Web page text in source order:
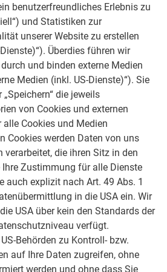
benutzerfreundliches Erlebnis zu
und Statistiken zur
unserer Website zu erstellen
Überdies führen wir
und binden externe Medien
Medien (inkl. US-Dienste)“). Sie
die jeweils
von Cookies und externen
Cookies und Medien
Cookies werden Daten von uns
verarbeitet, die ihren Sitz in den
Ihre Zustimmung für alle Dienste
auch explizit nach Art. 49 Abs. 1
in die USA ein. Wir
USA über kein den Standards der
verfügt.
Behörden zu Kontroll- bzw.
auf Ihre Daten zugreifen, ohne
werden und ohne dass Sie
2).
Dachschindel DS.19 nur an der
„H“ gekennzeichneten Einkerbung
und einem mitgelieferten
(siehe Abbildung im Kapitel
Befestigung ).
unten laufenden Fälzen dürfen
werden (Gefahr einer
unteren Schindelumschlag
Lage des schräg nach unten
der darauffolgenden Dachschindel
am schrägen Falz der
markieren das untere bzw. obere
oberen Schindelumschlag der
Dachschindel DS.19 (Bild 3).
genau ein.